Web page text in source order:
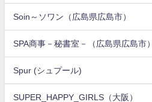
Soin～ソワン（広島県広島市）
SPA商事－秘書室－（広島県広島市）
Spur (シュプール)
SUPER_HAPPY_GIRLS（大阪）